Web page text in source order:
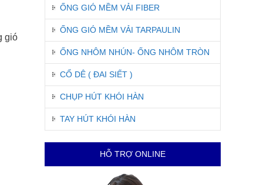
gió
ỐNG GIÓ MỀM VẢI FIBER
ỐNG GIÓ MỀM VẢI TARPAULIN
ỐNG NHÔM NHÚN- ỐNG NHÔM TRÒN
CỔ DÊ ( ĐAI SIẾT )
CHỤP HÚT KHÓI HÀN
TAY HÚT KHÓI HÀN
HỖ TRỢ ONLINE